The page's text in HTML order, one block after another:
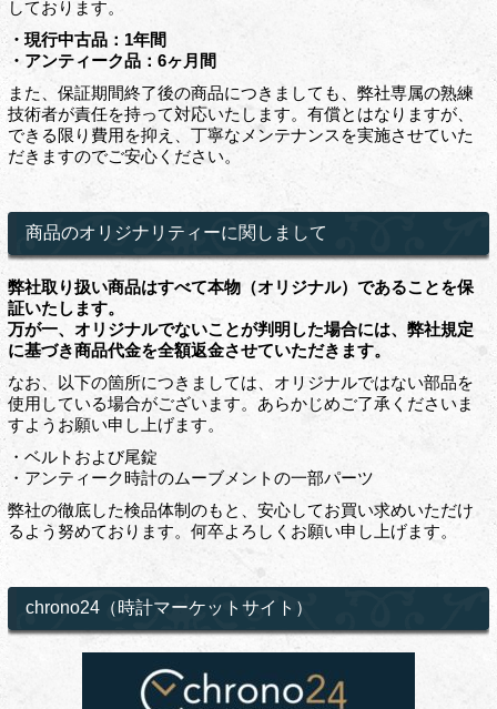
しております。
・現行中古品：1年間
・アンティーク品：6ヶ月間
また、保証期間終了後の商品につきましても、弊社専属の熟練
技術者が責任を持って対応いたします。有償とはなりますが、
できる限り費用を抑え、丁寧なメンテナンスを実施させていた
だきますのでご安心ください。
商品のオリジナリティーに関しまして
弊社取り扱い商品はすべて本物（オリジナル）であることを保
証いたします。
万が一、オリジナルでないことが判明した場合には、弊社規定
に基づき商品代金を全額返金させていただきます。
なお、以下の箇所につきましては、オリジナルではない部品を
使用している場合がございます。あらかじめご了承くださいま
すようお願い申し上げます。
・ベルトおよび尾錠
・アンティーク時計のムーブメントの一部パーツ
弊社の徹底した検品体制のもと、安心してお買い求めいただけ
るよう努めております。何卒よろしくお願い申し上げます。
chrono24（時計マーケットサイト）